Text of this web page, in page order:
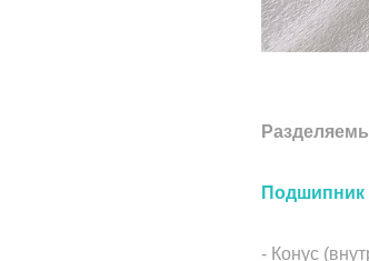
Подшипник
- Конус